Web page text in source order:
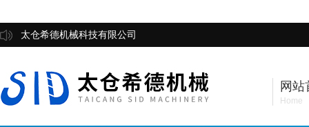
太仓希德机械科技有限公司
网站
Home